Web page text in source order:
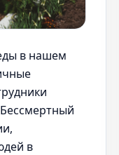
в нашем
в